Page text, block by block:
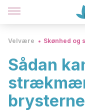
Velvære Skønhed og
Sådan